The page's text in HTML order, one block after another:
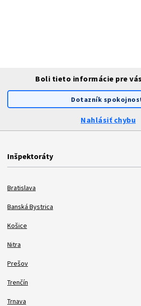
Boli tieto informácie pre
Dotazník
Nahlásiť chybu
Inšpektoráty
Bratislava
Banská Bystrica
Košice
Nitra
Prešov
Trenčín
Trnava